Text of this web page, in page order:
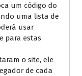
um código do
uma lista de
usar
para estas
o site, ele
de cada